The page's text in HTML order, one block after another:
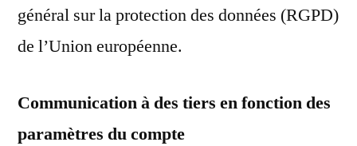
général sur la protection des données (RGPD)
de l’Union européenne.
Communication à des tiers en fonction des
paramètres du compte